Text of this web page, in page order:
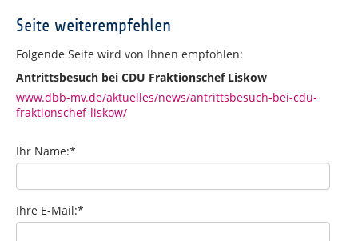
Seite weiterempfehlen
Folgende Seite wird von Ihnen empfohlen:
Antrittsbesuch bei CDU Fraktionschef Liskow
www.dbb-mv.de/aktuelles/news/antrittsbesuch-bei-cdu-
fraktionschef-liskow/
Ihr Name:*
Ihre E-Mail:*